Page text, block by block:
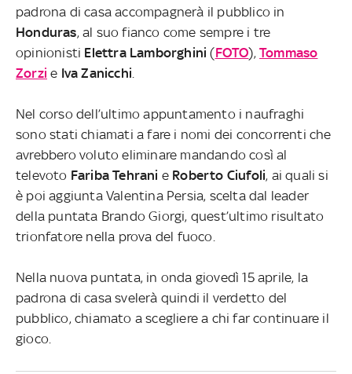
padrona di casa accompagnerà il pubblico in
Honduras, al suo fianco come sempre i tre
opinionisti Elettra Lamborghini (FOTO),Tommaso
Zorzi e Iva Zanicchi
Nel corso dell’ultimo appuntamento i naufraghi
sono stati chiamati a fare i nomi dei concorrenti che
avrebbero voluto eliminare mandando così al
televoto Fariba Tehrani e Roberto Ciufoli, ai quali si
è poi aggiunta Valentina Persia, scelta dal leader
della puntata Brando Giorgi, quest’ultimo risultato
trionfatore nella prova del fuoco.
Nella nuova puntata, in onda giovedì 15 aprile, la
padrona di casa svelerà quindi il verdetto del
pubblico, chiamato a scegliere a chi far continuare il
gioco.